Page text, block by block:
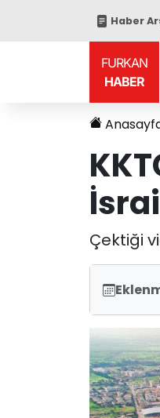
Haber
FURKAN
HABER
Çektiği